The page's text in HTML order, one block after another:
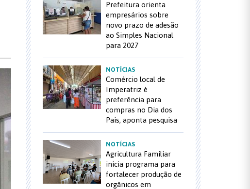
Prefeitura orienta
empresários sobre
novo prazo de adesão
ao Simples Nacional
para 2027
NOTÍCIAS
Comércio local de
Imperatriz é
preferência para
compras no Dia dos
Pais, aponta pesquisa
NOTÍCIAS
Agricultura Familiar
inicia programa para
fortalecer produção de
orgânicos em